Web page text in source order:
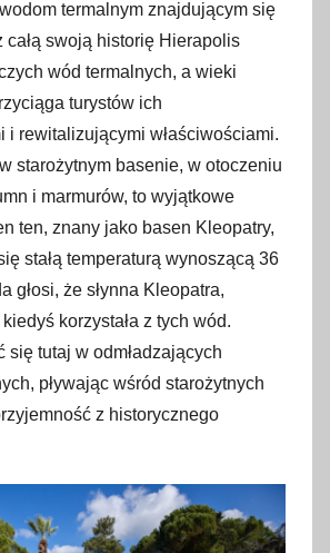
termalnym znajdującym się
całą swoją historię Hierapolis
wód termalnych, a wieki
turystów ich
i rewitalizującymi właściwościami.
starożytnym basenie, w otoczeniu
i marmurów, to wyjątkowe
ten, znany jako basen Kleopatry,
stałą temperaturą wynoszącą 36
głosi, że słynna Kleopatra,
korzystała z tych wód.
się tutaj w odmładzających
pływając wśród starożytnych
z historycznego